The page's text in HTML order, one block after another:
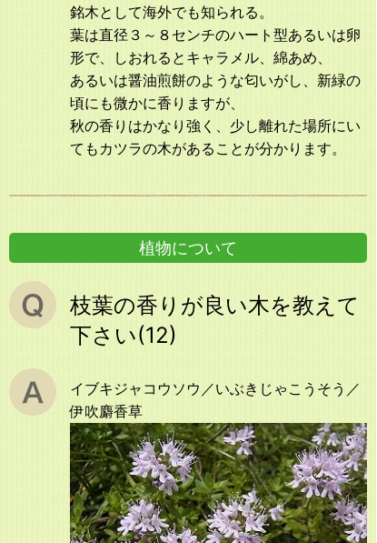
銘木として海外でも知られる。
葉は直径３～８センチのハート型あるいは卵
形で、しおれるとキャラメル、綿あめ、
あるいは醤油煎餅のような匂いがし、新緑の
頃にも微かに香りますが、
秋の香りはかなり強く、少し離れた場所にい
てもカツラの木があることが分かります。
植物について
枝葉の香りが良い木を教えて
下さい(12)
イブキジャコウソウ／いぶきじゃこうそう／
伊吹麝香草